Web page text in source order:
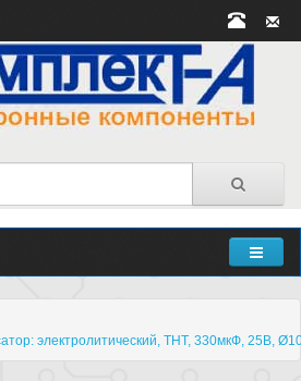
электролитический, THT, 330мкФ, 25В,